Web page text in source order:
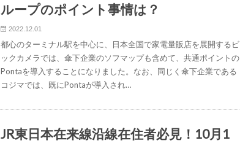
ループのポイント事情は？
2022.12.01
都心のターミナル駅を中心に、日本全国で家電量販店を展開するビ
ックカメラでは、傘下企業のソフマップも含めて、共通ポイントの
Pontaを導入することになりました。なお、同じく傘下企業である
コジマでは、既にPontaが導入され…
JR東日本在来線沿線在住者必見！10月1